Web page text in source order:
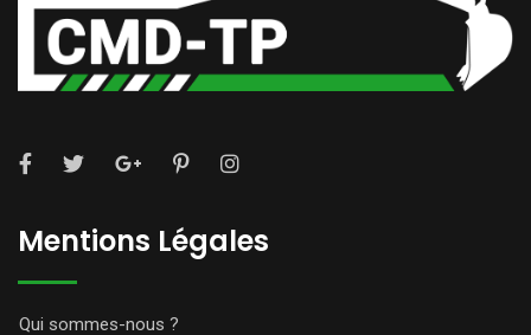
Mentions Légales
Qui sommes-nous ?